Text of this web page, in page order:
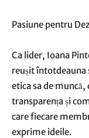
Pasiune pentru
Ca lider, Ioana
reușit întotdeauna
etica sa de
transparența și
care fiecare
exprime ideile.